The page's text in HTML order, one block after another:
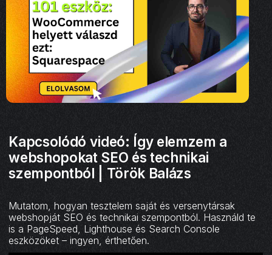
Kapcsolódó videó: Így elemzem a
webshopokat SEO és technikai
szempontból | Török Balázs
Mutatom, hogyan tesztelem saját és versenytársak
webshopját SEO és technikai szempontból. Használd te
is a PageSpeed, Lighthouse és Search Console
eszközöket – ingyen, érthetően.